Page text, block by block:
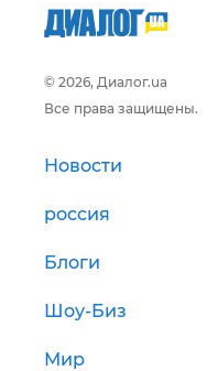
© 2026, Диалог.ua
Все права защищены.
Новости
россия
Блоги
Шоу-Биз
Мир